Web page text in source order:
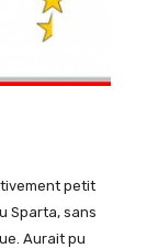
petit
Sparta, sans
Aurait pu